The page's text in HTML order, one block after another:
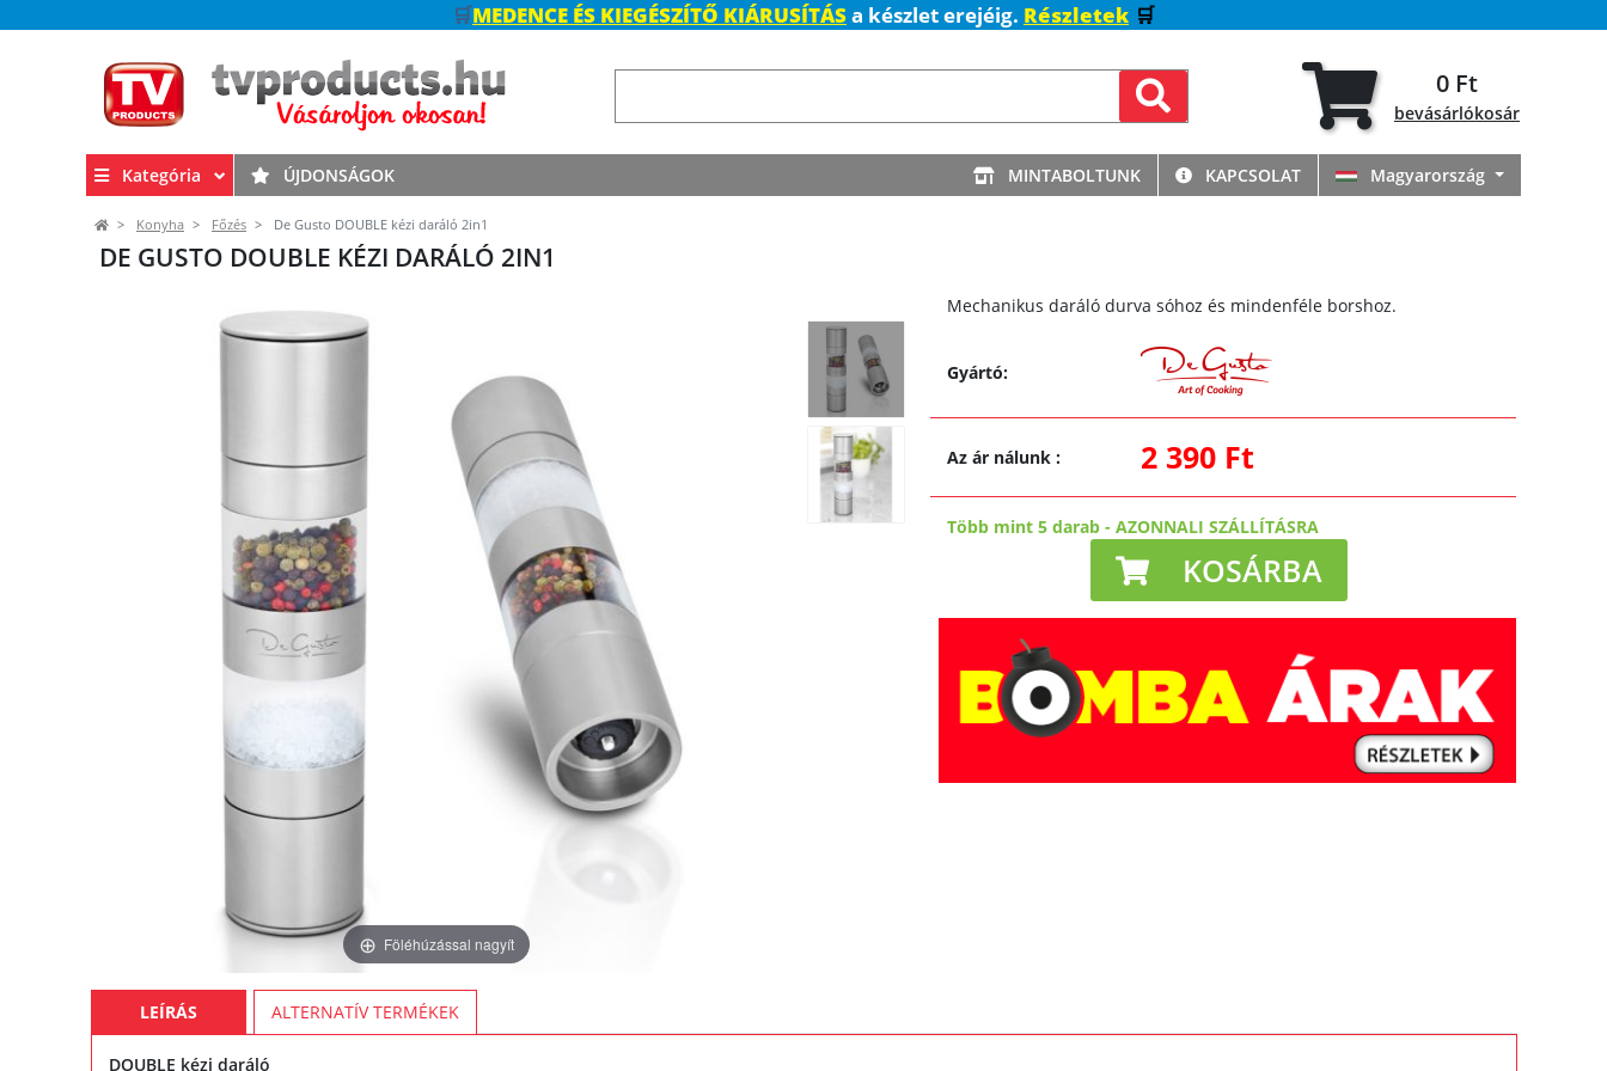
🛒MEDENCE ÉS KIEGÉSZÍTŐ KIÁRUSÍTÁSa készlet erejéig. Részletek 🛒
0 Ft
bevásárlókosár
Kategória ÚJDONSÁGOK MINTABOLTUNK KAPCSOLAT Magyarország
Konyha Főzés De Gusto DOUBLE kézi daráló 2in1
DE GUSTO DOUBLE KÉZI DARÁLÓ 2IN1
Föléhúzással nagyít
Mechanikus daráló durva sóhoz és mindenféle borshoz.
Gyártó:
Az ár nálunk: 2 390 Ft
Több mint 5 darab -AZONNALI SZÁLLÍTÁSRA
KOSÁRBA
LEÍRÁS ALTERNATÍV TERMÉKEK
DOUBLE kézi daráló